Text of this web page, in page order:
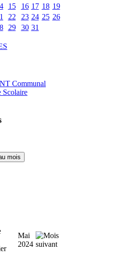
15 16 17 18 19
22 23 24 25 26
29 30 31
Communal
Scolaire
mois
Mai
2024